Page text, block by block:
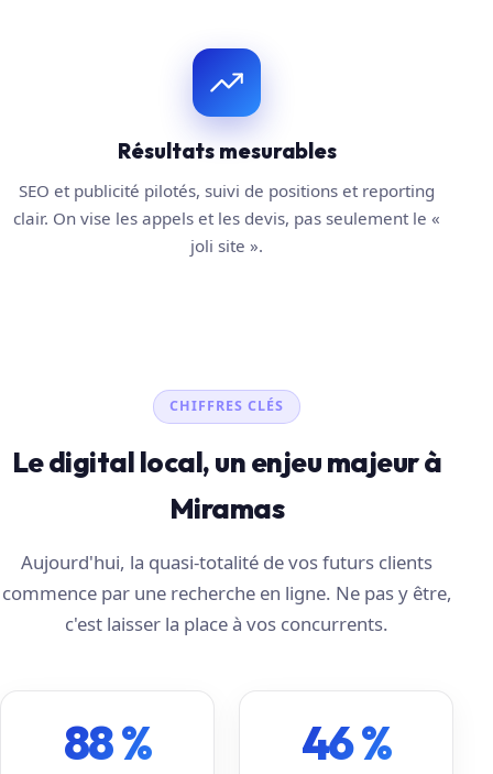
Résultats mesurables
SEO et publicité pilotés, suivi de positions et reporting
clair. On vise les appels et les devis, pas seulement le «
joli site ».
CHIFFRES CLÉS
Le digital local, un enjeu majeur à
Miramas
Aujourd'hui, la quasi-totalité de vos futurs clients
commence par une recherche en ligne. Ne pas y être,
c'est laisser la place à vos concurrents.
88 % 46 %